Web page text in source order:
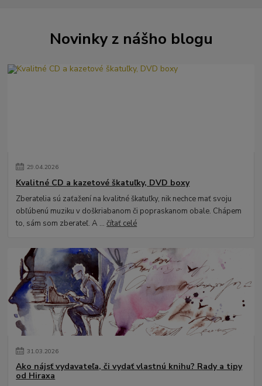
Novinky z nášho blogu
29.04.2026
Kvalitné CD a kazetové škatuľky, DVD boxy
Zberatelia sú zaťažení na kvalitné škatuľky, nik nechce mať svoju
obľúbenú muziku v doškriabanom či popraskanom obale. Chápem
to, sám som zberateľ. A ...čítať celé
31.03.2026
Ako nájsť vydavateľa, či vydať vlastnú knihu? Rady a tipy
od Hiraxa